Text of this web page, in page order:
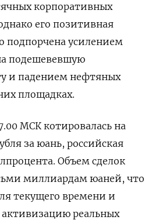
корпоративных
его позитивная
подпорчена усилением
подешевевшую
и падением нефтяных
площадках.
МСК котировалась на
за юань, российская
Объем сделок
миллиардам юаней, что
текущего времени и
реальных